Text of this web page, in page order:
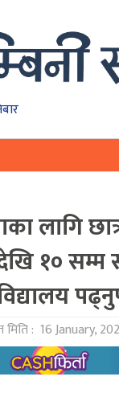
लागि
१० सम्म
मिति : 16 January,